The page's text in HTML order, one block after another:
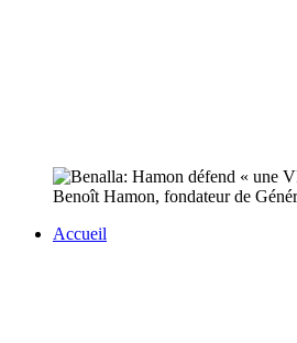
Benoît Hamon, fondateur de
Accueil